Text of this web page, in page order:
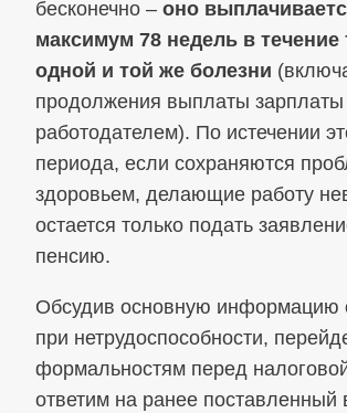
бесконечно – оно
максимум 78 недель в течение
одной и той же болезни
продолжения выплаты зарплаты
работодателем). По истечении
периода, если сохраняются
здоровьем, делающие работу
остается только подать
пенсию.
Обсудив основную информацию
при нетрудоспособности,
формальностям перед
ответим на ранее поставленный